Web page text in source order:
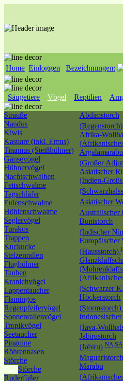
Home Einloggen Bezeichnungen:
Säugetiere Vögel Reptilien
Strauße
Nandus
Kiwis
Kasuare (inkl. Emus)
Tinamus (Steißhühner)
Gänsevögel
Hühnervögel
Nachtschwalben
Fettschwalme
Tagschläfer
Eulenschwalme
Höhlenschwalme
Seglervögel
Turakos
Trappen
Kuckucke
Stelzenrallen
Flughühner
Tauben
Kranichvögel
Lappentaucher
Flamingos
Regenpfeifervögel
Sonnenrallenvögel
Tropikvögel
Seetaucher
Pinguine
Röhrennasen
Störche
Störche
Ruderfüßer
Abdimstorch
(Regenstorch)
Afrika-
Argalamarabu
(Großer
Asiatischer
(Indien-
Asiatischer
Australischer
Buntstorch
(Indischer
Europäischer
(Hausstorch)
(Schwarzer
Höckerstorch
(Stormstorch)
(Java-
Jabirustorch
(Jabiru) NA,SA
Maguaristorch
Marabu